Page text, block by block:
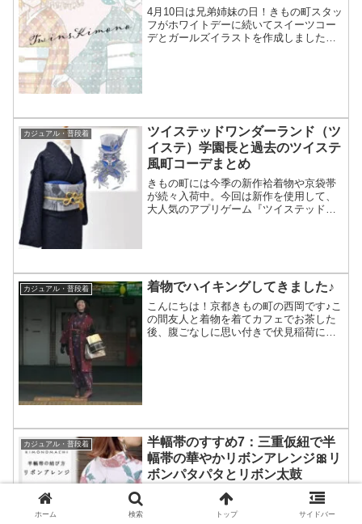
4月10日は兄弟姉妹の日！きもの町スタッ
フがホワイトデーに続いてスイーツコー
デとガールズイラストを作成しました。
カジュアル・普段着
ツイステッドワンダーランド（ツ
イステ）学園長と過去のツイステ
風町コーデまとめ
きもの町には今季の新作袷着物や京袋帯
が続々入荷中。今回は新作を使用して、
大人気のアプリゲーム『ツイステッド・
カジュアル・普段着 着物でハイキングしてきました♪
こんにちは！京都きもの町の西岡です♪こ
の間友人と着物を着てカフェでお茶した
後、腹ごなしに思い付きで伏見稲荷に登
カジュアル・普段着
半幅帯のすすめ7：三重仮紐で半
幅帯の華やかリボンアレンジ🎀リ
ボンパタパタとリボン太鼓
お気に入りの半幅帯で、着物に合うかわ
いいアレンジの帯結びをしたい！そんな
時におすすめの、三重仮紐を使用した存
ホーム 検索 トップ サイドバー